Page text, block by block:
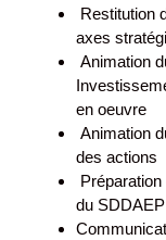
Restitution
axes
Animation
en oeuvre
Animation
des actions
Préparation
du SDDAEP